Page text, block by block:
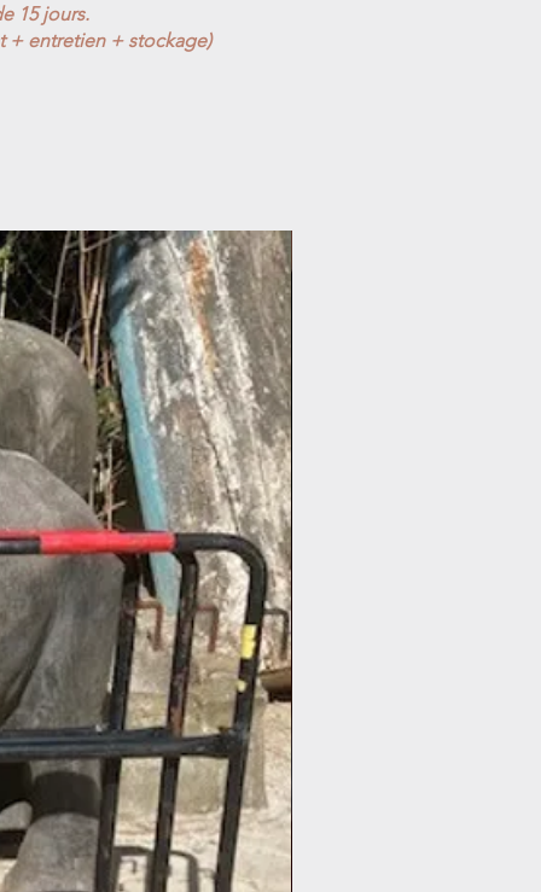
15 jours.
+ entretien + stockage)